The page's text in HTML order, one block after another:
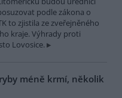
podle zákona o
to zjistila ze zveřejněného
kraje. Výhrady proti
Lovosice.
méně krmí, několik